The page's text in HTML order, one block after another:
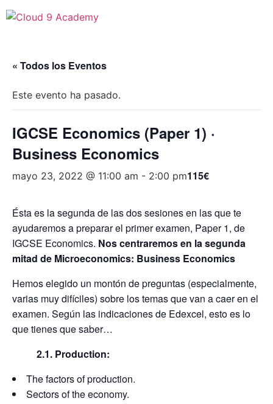
al
« Todos los Eventos
Este evento ha pasado.
IGCSE Economics (Paper 1) ·
Business Economics
mayo 23, 2022 @ 11:00 am - 2:00 pm115€
Ésta es la segunda de las dos sesiones en las que te
ayudaremos a preparar el primer examen, Paper 1, de
IGCSE Economics. Nos centraremos en la segunda
mitad de Microeconomics: Business Economics
Hemos elegido un montón de preguntas (especialmente,
varias muy difíciles) sobre los temas que van a caer en el
examen. Según las indicaciones de Edexcel, esto es lo
que tienes que saber…
2.1. Production:
The factors of production.
Sectors of the economy.